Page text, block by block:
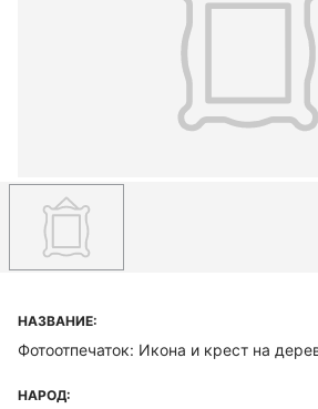
НАЗВАНИЕ:
Фотоотпечаток: Икона и крест на
НАРОД: